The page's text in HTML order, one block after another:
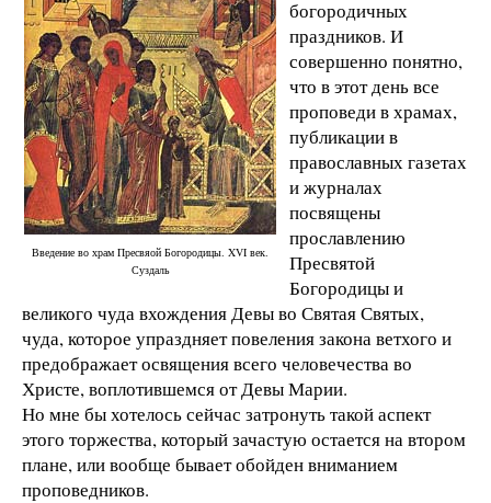
Введение во храм Пресвяой Богородицы. XVI век.
Суздаль
богородичных
праздников. И
совершенно понятно,
что в этот день все
проповеди в храмах,
публикации в
православных газетах
и журналах
посвящены
прославлению
Пресвятой
Богородицы и
великого чуда вхождения Девы во Святая Святых,
чуда, которое упраздняет повеления закона ветхого и
предображает освящения всего человечества во
Христе, воплотившемся от Девы Марии.
Но мне бы хотелось сейчас затронуть такой аспект
этого торжества, который зачастую остается на втором
плане, или вообще бывает обойден вниманием
проповедников.